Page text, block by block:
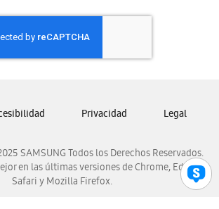
Samsung Honduras
Samsung Nicaragua
Samsung Panamá
Samsung Venezuela
SAMSUNG Todos los Derechos Reservados.
en las últimas versiones de Chrome, Edge,
Safari y Mozilla Firefox.
Privacidad Legal